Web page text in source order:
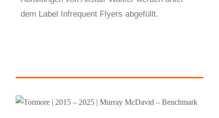
dem Label Infrequent Flyers abgefüllt.